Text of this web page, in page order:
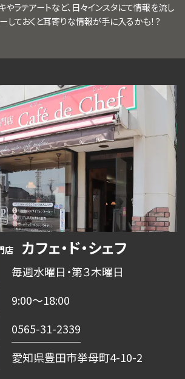
やラテアートなど、日々インスタにて情報を流し
しておくと耳寄りな情報が手に入るかも！？
店 カフェ・ド・シェフ
毎週水曜日・第３木曜日
9:00〜18:00
0565-31-2339
愛知県豊田市挙母町4-10-2